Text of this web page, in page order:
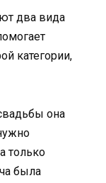
два вида
категории,
она
только
была